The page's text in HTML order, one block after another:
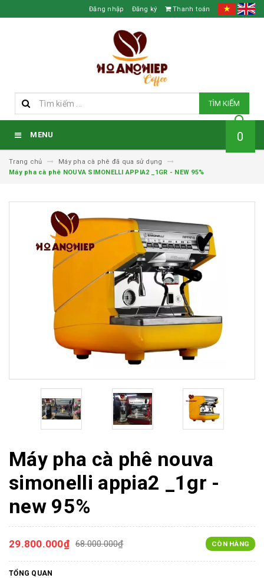
Đăng nhập Đăng ký Thanh toán
TÌM KIẾM
MENU 0
Trang chủ
Máy pha cà phê đã qua sử dụng
Máy pha cà phê NOUVA SIMONELLI APPIA2 _1GR - NEW 95%
Máy pha cà phê nouva
simonelli appia2 _1gr -
new 95%
29.800.000₫ 68.000.000₫ CÒN HÀNG
TỔNG QUAN